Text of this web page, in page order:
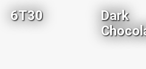
6T30
Dark